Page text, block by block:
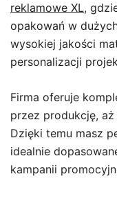
reklamowe XL,
opakowań w
wysokiej jakości
personalizacji
Firma oferuje
przez produkcję,
Dzięki temu masz
idealnie
kampanii